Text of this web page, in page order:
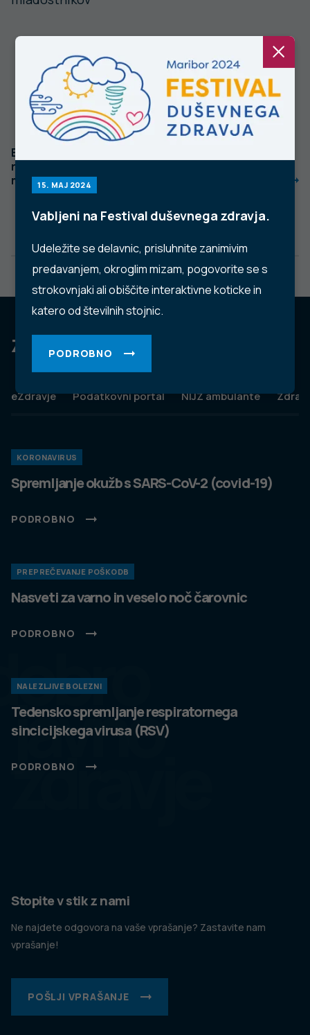
15. MAJ 2024
Vabljeni na Festival duševnega zdravja.
Udeležite se delavnic, prisluhnite zanimivim
predavanjem, okroglim mizam, pogovorite se s
strokovnjaki ali obiščite interaktivne koticke in
katero od številnih stojnic.
PODROBNO
Energijske pijače v
rokah otrok in
mladostnikov
2022
javno
zdravje
Za dobro javno zdravje
eZdravje Podatkovni portal NIJZ ambulante
KORONAVIRUS
Spremljanje okužb s SARS-CoV-2 (covid-19)
PODROBNO
PREPREČEVANJE POŠKODB
Nasveti za varno in veselo noč čarovnic
PODROBNO
NALEZLJIVE BOLEZNI
Tedensko spremljanje respiratornega
sincicijskega virusa (RSV)
PODROBNO
Stopite v stik z nami
Ne najdete odgovora na vaše vprašanje? Zastavite nam
vprašanje!
POŠLJI VPRAŠANJE